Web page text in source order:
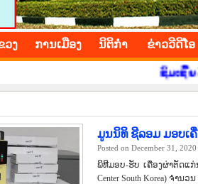
ວງ ​ການ​ເມືອງ ນິ​ຕິ​ກຳ ຂ່າວ​ວີ​ດີ​ໂອ
ຊົມເຊີຍ ວັນຊາດ ທີ 2 ທັນວາ ຄົບຮອ
ມູນນິທິ ຊີລອມ ມອບເ
Posted on December 31, 2020
ພິທີມອບ-ຮັບ ເຄື່ອງຜ່າຕັດແກ່
Center South Korea) ຈຳນ